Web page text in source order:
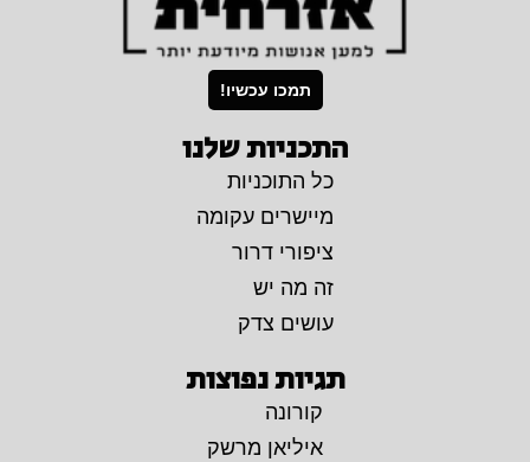
תמכו עכשיו!
התכניות שלנו
כל התוכניות
מיישרים עקומה
ציפורי דרור
זה מה יש
עושים צדק
תגיות נפוצות
קורונה
איליאן מרשק